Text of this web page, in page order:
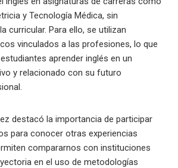
y Tecnología Médica, sin
curricular. Para ello, se utilizan
vinculados a las profesiones, lo que
aprender inglés en un
y relacionado con su futuro
destacó la importancia de participar
para conocer otras experiencias
compararnos con instituciones
en el uso de metodologías